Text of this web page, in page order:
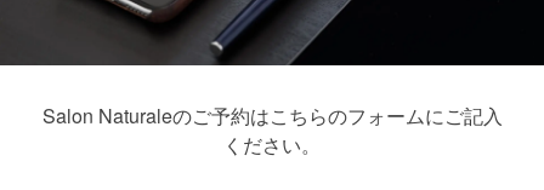
Salon Naturaleのご予約はこちらのフォームにご記入
ください。